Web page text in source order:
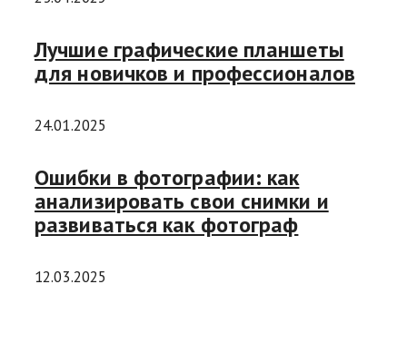
Лучшие графические планшеты
для новичков и профессионалов
24.01.2025
Ошибки в фотографии: как
анализировать свои снимки и
развиваться как фотограф
12.03.2025